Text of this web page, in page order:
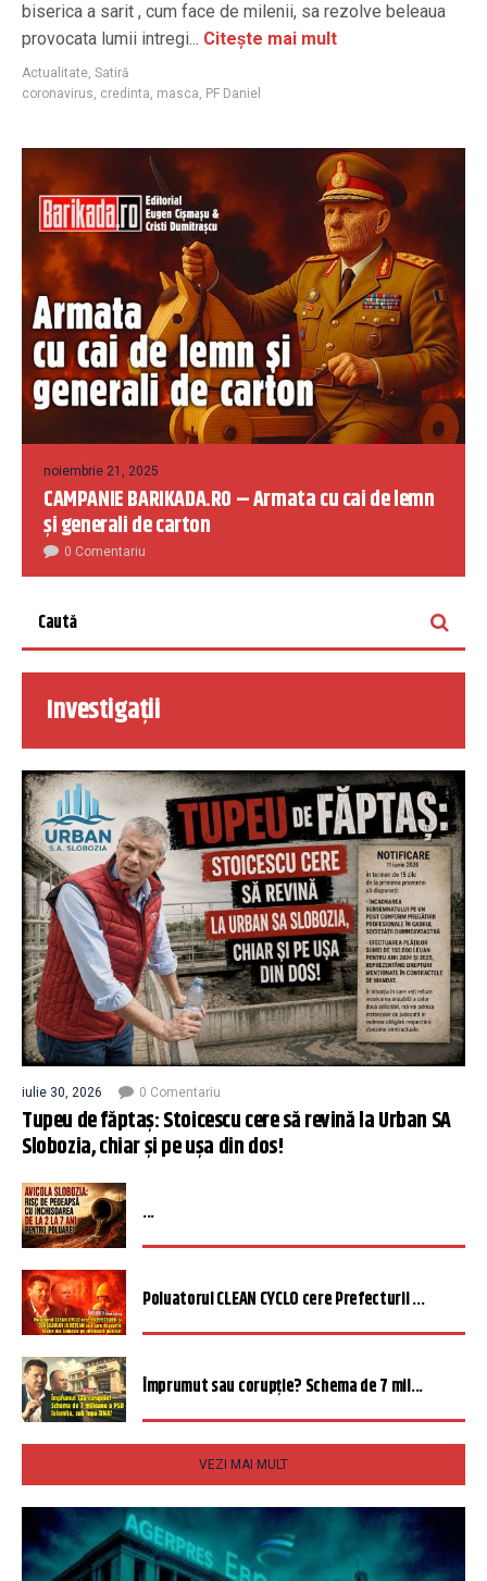
biserica a sarit , cum face de milenii, sa rezolve beleaua
provocata lumii intregi... Citește mai mult
Actualitate, Satiră
coronavirus, credinta, masca, PF Daniel
noiembrie 21, 2025
CAMPANIE BARIKADA.RO – Armata cu cai de lemn
și generali de carton
0 Comentariu
Investigații
iulie 30, 2026 0 Comentariu
Tupeu de făptaș: Stoicescu cere să revină la Urban SA
Slobozia, chiar și pe ușa din dos!
...
Poluatorul CLEAN CYCLO cere Prefecturii ...
Împrumut sau corupție? Schema de 7 mil...
VEZI MAI MULT